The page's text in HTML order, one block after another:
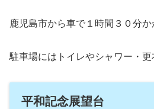
鹿児島市から車で１時間３０分か
駐車場にはトイレやシャワー・更
平和記念展望台